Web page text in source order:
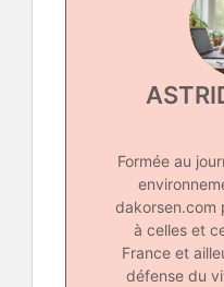
Formée au
dakorsen.com
à celles et
France et
défense du